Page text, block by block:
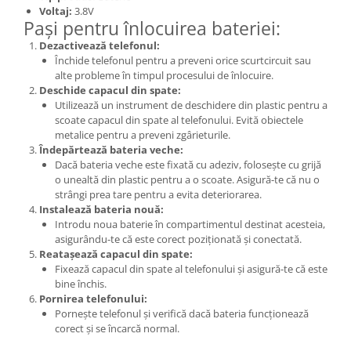
HTC
Huawei
Iphone
Lenovo
Motorola
Nokia
Samsung
Sony
Vodafone
Wiko
Xiaomi
ZTE
Mufa incarcare
Voltaj: 3.8V
Pași pentru înlocuirea bateriei:
Dezactivează telefonul:
Închide telefonul pentru a preveni orice scurtcircuit sau
alte probleme în timpul procesului de înlocuire.
Deschide capacul din spate:
Utilizează un instrument de deschidere din plastic pentru a
scoate capacul din spate al telefonului. Evită obiectele
metalice pentru a preveni zgârieturile.
Îndepărtează bateria veche:
Dacă bateria veche este fixată cu adeziv, folosește cu grijă
o unealtă din plastic pentru a o scoate. Asigură-te că nu o
strângi prea tare pentru a evita deteriorarea.
Instalează bateria nouă:
Introdu noua baterie în compartimentul destinat acesteia,
asigurându-te că este corect poziționată și conectată.
Reatașează capacul din spate:
Fixează capacul din spate al telefonului și asigură-te că este
bine închis.
Pornirea telefonului:
Pornește telefonul și verifică dacă bateria funcționează
corect și se încarcă normal.